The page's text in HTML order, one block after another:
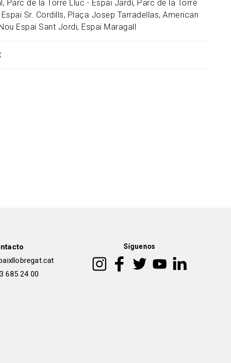
Parc de la Torre Lluc - Espai Jardí, Parc de la Torre
Sr. Cordills, Plaça Josep Tarradellas, American
Espai Sant Jordi, Espai Maragall
685 24 00
Síguenos